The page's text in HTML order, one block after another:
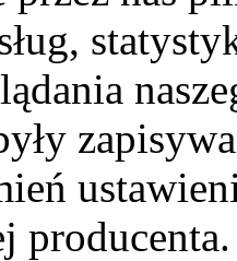
producenta.